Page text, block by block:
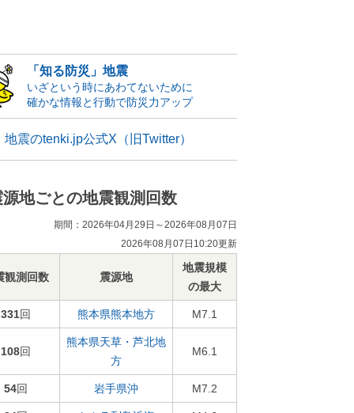
「知る防災」地震
いざという時にあわてないために
確かな情報と行動で防災力アップ
地震のtenki.jp公式X（旧Twitter）
源地ごとの地震観測回数
期間：2026年04月29日～2026年08月07日
2026年08月07日10:20更新
観測回数 震源地
地震規模
の最大
331回 熊本県熊本地方 M7.1
108回
熊本県天草・芦北地
方
M6.1
54回 岩手県沖 M7.2